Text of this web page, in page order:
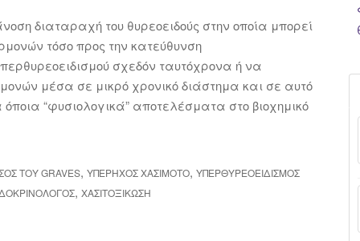
διαταραχή του θυρεοειδούς στην οποία μπορεί
τόσο προς την κατεύθυνση
σχεδόν ταυτόχρονα ή να
μέσα σε μικρό χρονικό διάστημα και σε αυτό
“φυσιολογικά” αποτελέσματα στο βιοχημικό
ΤΟΥ GRAVES, ΥΠΈΡΗΧΟΣ ΧΑΣΙΜΌΤΟ, ΥΠΕΡΘΥΡΕΟΕΙΔΙΣΜΌΣ
, ΧΑΣΙΤΟΞΊΚΩΣΗ